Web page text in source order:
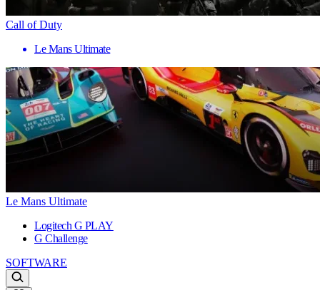
Call of Duty
Le Mans Ultimate
Le Mans Ultimate
Logitech G PLAY
G Challenge
SOFTWARE